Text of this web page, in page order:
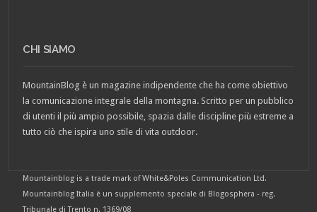
CHI SIAMO
MountainBlog è un magazine indipendente che ha come obiettivo
la comunicazione integrale della montagna. Scritto per un pubblico
di utenti il più ampio possibile, spazia dalle discipline più estreme a
tutto ciò che ispira uno stile di vita outdoor.
Mountainblog is a trade mark of White&Poles Communication Ltd.
Mountainblog Italia è un supplemento speciale di Blogosphera - reg.
Tribunale di Trento n. 1369/08